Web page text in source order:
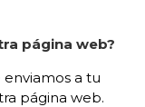
página web?
enviamos a tu
página web.